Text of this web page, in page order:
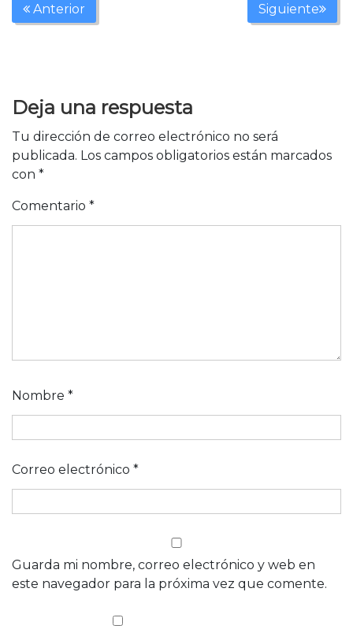
Anterior Siguiente
Deja una respuesta
Tu dirección de correo electrónico no será
publicada. Los campos obligatorios están marcados
con *
Comentario *
Nombre *
Correo electrónico *
Guarda mi nombre, correo electrónico y web en
este navegador para la próxima vez que comente.